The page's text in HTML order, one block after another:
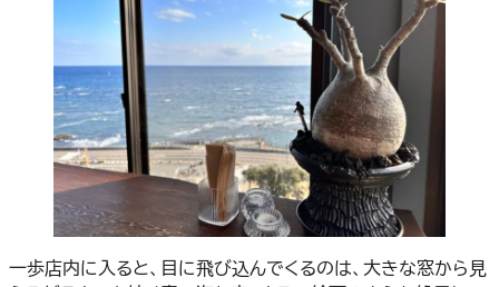
一歩店内に入ると、目に飛び込んでくるのは、大きな窓から見